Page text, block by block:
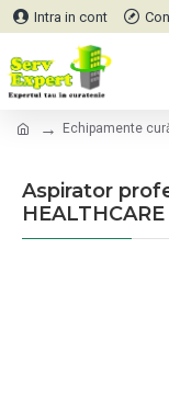
Intra in cont
Echipamente
Aspirator